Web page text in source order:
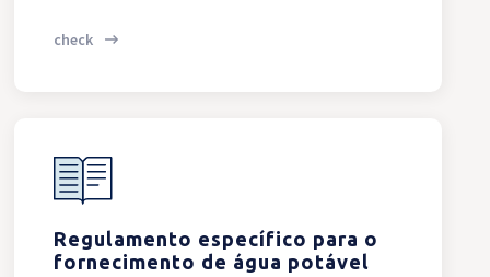
check
Regulamento específico para o
fornecimento de água potável